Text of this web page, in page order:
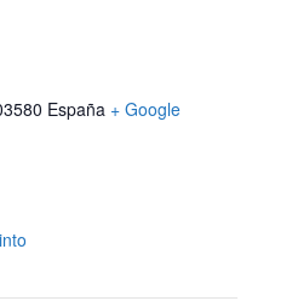
España + Google